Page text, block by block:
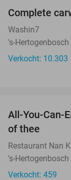
Complete
Washin7
's-
Verkocht: 10.303
All-You-Can-
of thee
Restaurant Nan
's-Hertogenbosch
Verkocht: 459